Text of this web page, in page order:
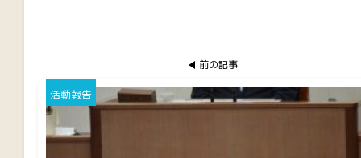
前の記事
活動報告